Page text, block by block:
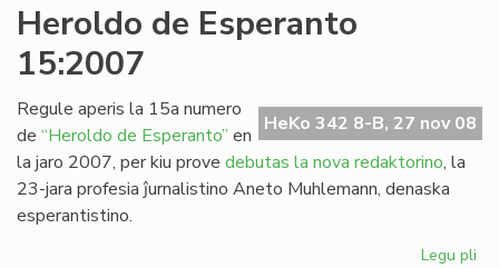
Heroldo de Esperanto
15:2007
HeKo 342 8-B, 27 nov 08
Regule aperis la 15a numero
de “Heroldo de Esperanto” en
la jaro 2007, per kiu prove debutas la nova redaktorino, la
23-jara profesia ĵurnalistino Aneto Muhlemann, denaska
esperantistino.
Legu pli